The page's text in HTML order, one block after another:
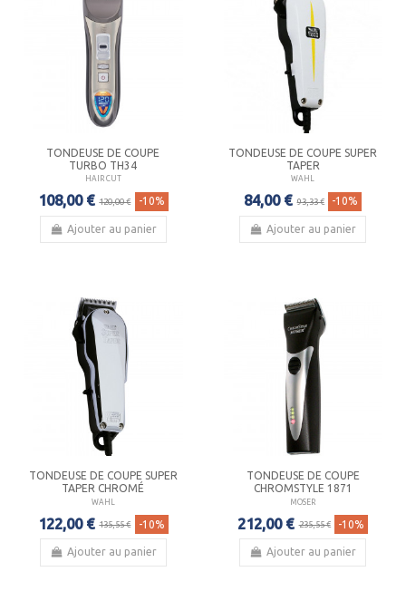
TONDEUSE DE COUPE
TURBO TH34
HAIR CUT
108,00 € 120,00 € -10%
Ajouter au panier
TONDEUSE DE COUPE SUPER
TAPER
WAHL
84,00 € 93,33 € -10%
Ajouter au panier
TONDEUSE DE COUPE SUPER
TAPER CHROMÉ
WAHL
122,00 € 135,55 € -10%
Ajouter au panier
TONDEUSE DE COUPE
CHROMSTYLE 1871
MOSER
212,00 € 235,55 € -10%
Ajouter au panier